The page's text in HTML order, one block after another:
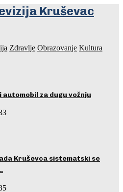
Zdravlje Obrazovanje Kultura
za dugu vožnju
Kruševca sistematski se